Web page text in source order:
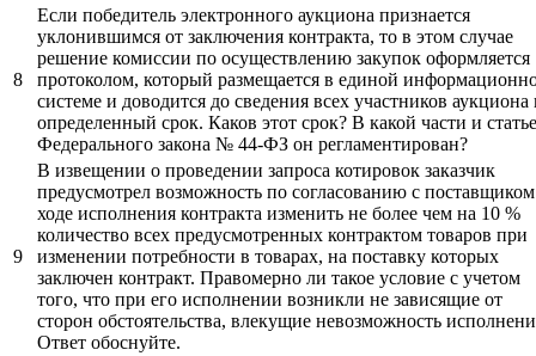
8
Если победитель электронного аукциона признается
уклонившимся от заключения контракта, то в этом случае
решение комиссии по осуществлению закупок оформляется
протоколом, который размещается в единой
системе и доводится до сведения всех участников аукциона
определенный срок. Каков этот срок? В какой части и статье
Федерального закона № 44-ФЗ он регламентирован?
9
В извещении о проведении запроса котировок заказчик
предусмотрел возможность по согласованию с
ходе исполнения контракта изменить не более чем на 10 %
количество всех предусмотренных контрактом товаров при
изменении потребности в товарах, на поставку которых
заключен контракт. Правомерно ли такое условие с учетом
того, что при его исполнении возникли не зависящие от
сторон обстоятельства, влекущие невозможность
Ответ обоснуйте.